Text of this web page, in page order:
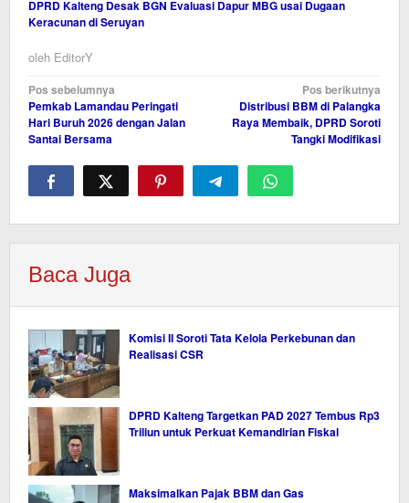
DPRD Kalteng Desak BGN Evaluasi Dapur MBG usai Dugaan
Keracunan di Seruyan
oleh EditorY
Navigasi
pos
Pos sebelumnya
Pemkab Lamandau Peringati
Hari Buruh 2026 dengan Jalan
Santai Bersama
Pos berikutnya
Distribusi BBM di Palangka
Raya Membaik, DPRD Soroti
Tangki Modifikasi
Baca Juga
Komisi II Soroti Tata Kelola Perkebunan dan
Realisasi CSR
DPRD Kalteng Targetkan PAD 2027 Tembus Rp3
Triliun untuk Perkuat Kemandirian Fiskal
Maksimalkan Pajak BBM dan Gas